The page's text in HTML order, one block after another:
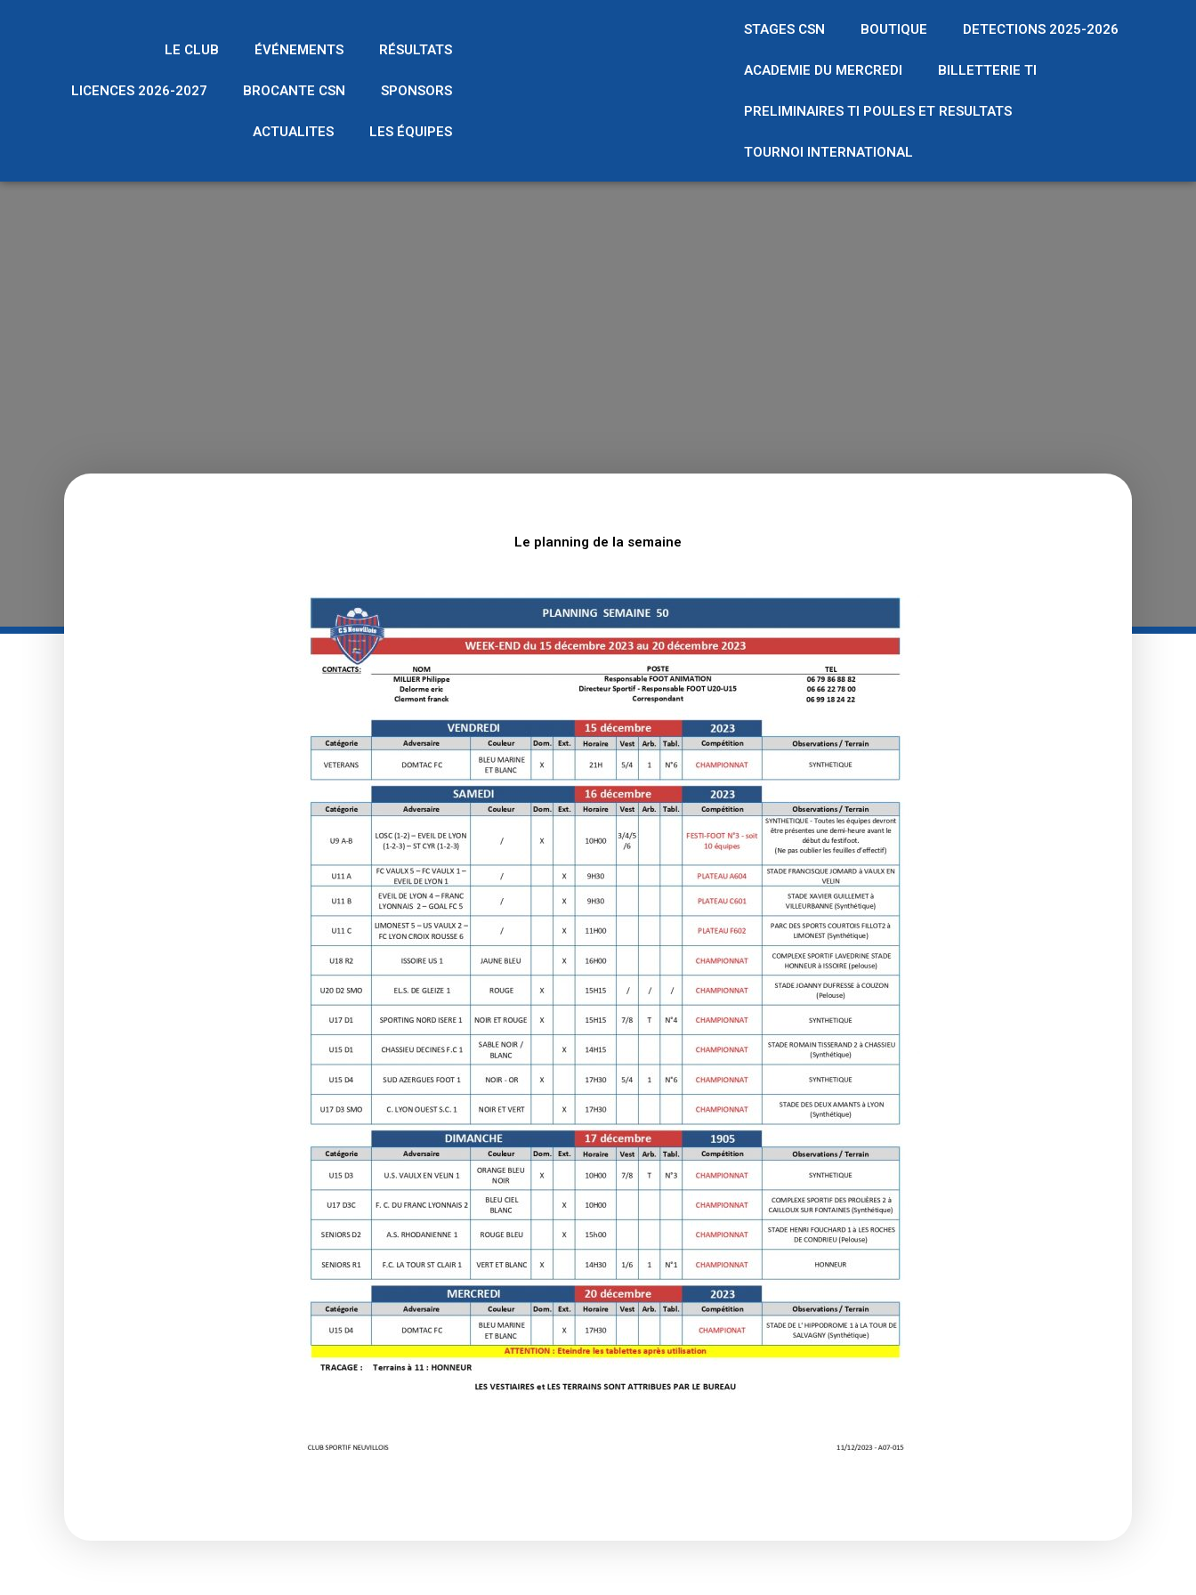
LE CLUB ÉVÉNEMENTS RÉSULTATS
LICENCES 2026-2027 BROCANTE CSN SPONSORS
ACTUALITES LES ÉQUIPES
STAGES CSN BOUTIQUE DETECTIONS 2025-2026
ACADEMIE DU MERCREDI BILLETTERIE TI
PRELIMINAIRES TI POULES ET RESULTATS
TOURNOI INTERNATIONAL
Le planning de la semaine